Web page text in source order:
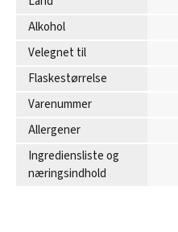
Alkohol
Velegnet til
Flaskestørrelse
Varenummer
Allergener
Ingrediensliste og
næringsindhold